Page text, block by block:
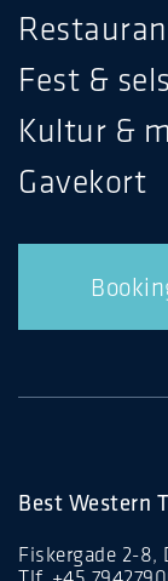
Fest &
Kultur &
Gavekort
Best Western
Fiskergade 2-8,